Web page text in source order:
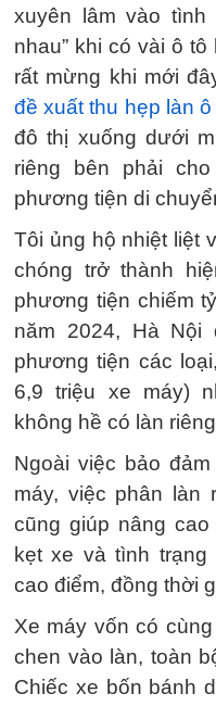
xuyên lâm vào tình
nhau” khi có vài ô
rất mừng khi mới
đề xuất thu hẹp làn ô
đô thị xuống dưới
riêng bên phải
phương tiện di
Tôi ủng hộ nhiệt liệt
chóng trở thành
phương tiện chiếm
năm 2024, Hà
phương tiện các
6,9 triệu xe máy)
không hề có làn
Ngoài việc bảo
máy, việc phân làn
cũng giúp nâng
kẹt xe và tình
cao điểm, đồng thời
Xe máy vốn có
chen vào làn, toàn
Chiếc xe bốn bánh